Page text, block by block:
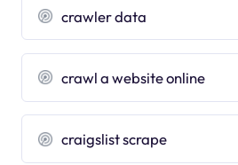
crawler data
crawl a website online
craigslist scrape